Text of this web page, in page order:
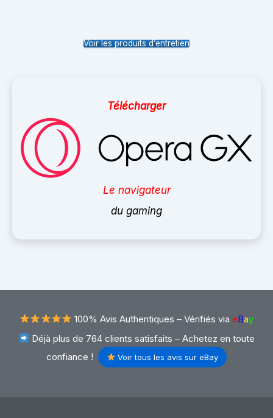
Voir les produits d’entretien
Télécharger
Le navigateur
du gaming
100% Avis Authentiques – Vérifiés via eBay
Déjà plus de 764 clients satisfaits – Achetez en toute
confiance !
Voir tous les avis sur eBay